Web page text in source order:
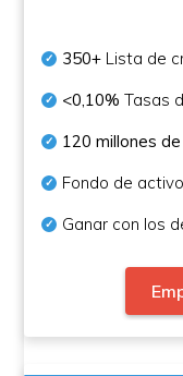
350+ Lista de
<0,10% Tasas
120 millones
Fondo de
Ganar con los